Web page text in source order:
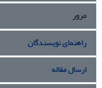
مرور
راهنمای نویسندگان
ارسال مقاله